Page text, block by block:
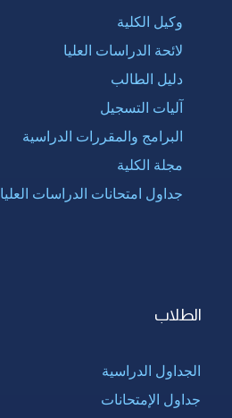
وكيل الكلية
لائحة الدراسات العليا
دليل الطالب
آليات التسجيل
البرامج والمقررات الدراسية
مجلة الكلية
جداول امتحانات الدراسات العليا
الطلاب
الجداول الدراسية
جداول الإمتحانات